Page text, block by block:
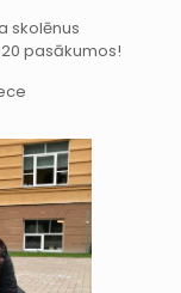
skolēnus
pasākumos!